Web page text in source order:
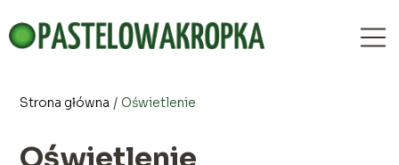
Strona główna / Oświetlenie